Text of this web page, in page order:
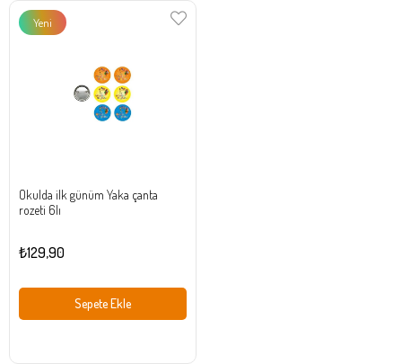
Okulda ilk günüm Yaka çanta
rozeti 6lı
₺129,90
Sepete Ekle
Yeni